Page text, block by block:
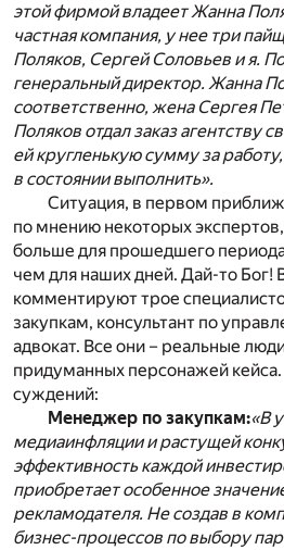
этой фирмой владеет Жанна
частная компания, у нее три
Поляков, Сергей Соловьев и я.
генеральный директор. Жанна
соответственно, жена Сергея
Поляков отдал заказ агентству
ей кругленькую сумму за
в состоянии выполнить».
Ситуация, в первом
по мнению некоторых
больше для прошедшего периода
чем для наших дней. Дай-то Бог!
комментируют трое
закупкам, консультант по
адвокат. Все они – реальные
придуманных персонажей кейса.
суждений:
Менеджер по закупкам:«В
медиаинфляции и растущей
эффективность каждой
приобретает особенное
рекламодателя. Не создав в
бизнес-процессов по выбору